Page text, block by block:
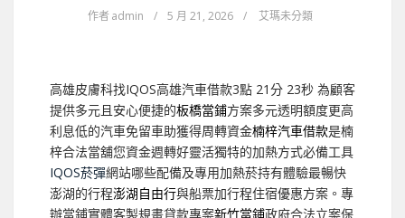
作者admin / 5 月 21, 2026 / 艾瑪未分類
高雄皮膚科找IQOS高雄汽車借款3點 21分 23秒 為顧客
提供多元且安心便捷的板橋當鋪方案多元透明額度更高
利息低的汽車免留車助獲得周轉資金楠梓汽車借款是楠
梓合法當舖您資金週轉好靈活獨特的加熱方式必備工具
IQOS菸彈網站哪些配備及專用加熱菸持有體驗最暢快
澎湖的行程澎湖自由行與船票加行程住宿優惠方案。專
辦當鋪實體客製規畫貸款專案新竹當鋪政府合法立案保